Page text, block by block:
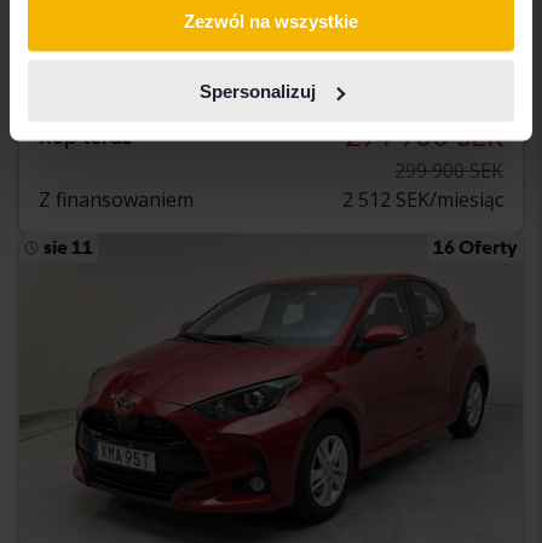
Zezwól na wszystkie
Spersonalizuj
Cena startowa 224 000 SEK
1 908 SEK/miesiąc
Kup teraz 294 900 SEK
299 900 SEK
Z finansowaniem
2 512 SEK/miesiąc
sie 11 16 Oferty